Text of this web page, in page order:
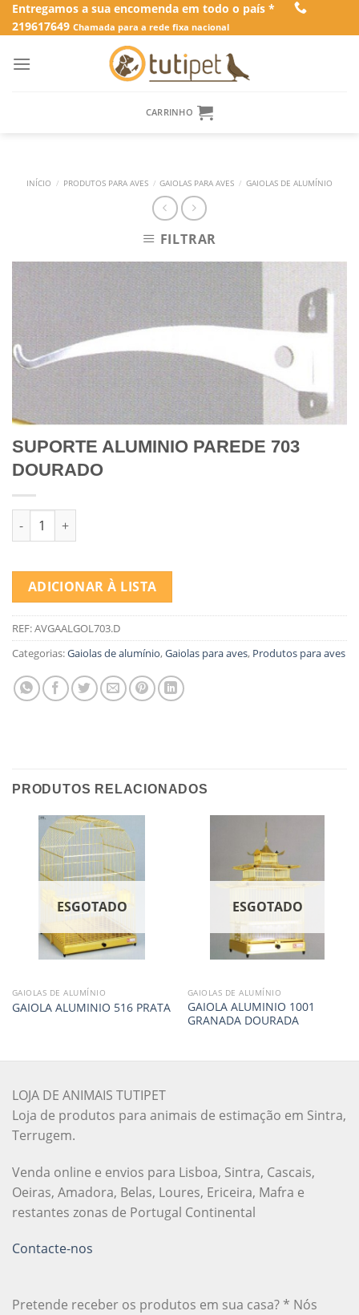
SkipEntregamos a sua encomenda em todo o país *
219617649 Chamada para a rede fixa nacional
CARRINHO
INÍCIO / PRODUTOS PARA AVES / GAIOLAS PARA AVES / GAIOLAS DE ALUMÍNIO
FILTRAR
SUPORTE ALUMINIO PAREDE 703
DOURADO
Quantidade de SUPORTE ALUMINIO PAREDE 703 DOURADO
ADICIONAR À LISTA
REF:AVGAALGOL703.D
Categorias:Gaiolas de alumínio,Gaiolas para aves, Produtos para aves
PRODUTOS RELACIONADOS
ESGOTADO
GAIOLAS DE ALUMÍNIO
GAIOLA ALUMINIO 516 PRATA
ESGOTADO
GAIOLAS DE ALUMÍNIO
GAIOLA ALUMINIO 1001
GRANADA DOURADA
LOJA DE ANIMAIS TUTIPET
Loja de produtos para animais de estimação em Sintra,
Terrugem.
Venda online e envios para Lisboa, Sintra, Cascais,
Oeiras, Amadora, Belas, Loures, Ericeira, Mafra e
restantes zonas de Portugal Continental
Contacte-nos
Pretende receber os produtos em sua casa? * Nós